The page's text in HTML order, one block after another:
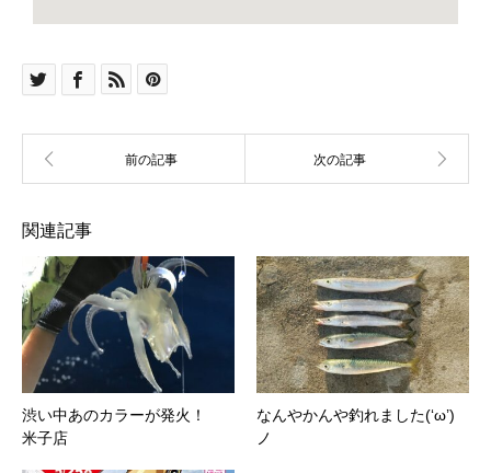
関連記事
渋い中あのカラーが発火！
米子店
なんやかんや釣れました(‘ω’)
ノ